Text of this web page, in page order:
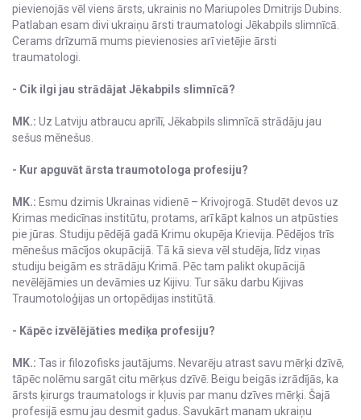
pievienojās vēl viens ārsts, ukrainis no Mariupoles Dmitrijs Dubins.
Patlaban esam divi ukraiņu ārsti traumatologi Jēkabpils slimnīcā.
Cerams drīzumā mums pievienosies arī vietējie ārsti
traumatologi.
- Cik ilgi jau strādājat Jēkabpils slimnīcā?
MK.: Uz Latviju atbraucu aprīlī, Jēkabpils slimnīcā strādāju jau
sešus mēnešus.
- Kur apguvāt ārsta traumotologa profesiju?
MK.: Esmu dzimis Ukrainas vidienē – Krivojrogā. Studēt devos uz
Krimas medicīnas institūtu, protams, arī kāpt kalnos un atpūsties
pie jūras. Studiju pēdējā gadā Krimu okupēja Krievija. Pēdējos trīs
mēnešus mācījos okupācijā. Tā kā sieva vēl studēja, līdz viņas
studiju beigām es strādāju Krimā. Pēc tam palikt okupācijā
nevēlējāmies un devāmies uz Kijivu. Tur sāku darbu Kijivas
Traumotoloģijas un ortopēdijas institūtā.
- Kāpēc izvēlējāties mediķa profesiju?
MK.: Tas ir filozofisks jautājums. Nevarēju atrast savu mērķi dzīvē,
tāpēc nolēmu sargāt citu mērķus dzīvē. Beigu beigās izrādījās, ka
ārsts ķirurgs traumatologs ir kļuvis par manu dzīves mērķi. Šajā
profesijā esmu jau desmit gadus. Savukārt manam ukraiņu